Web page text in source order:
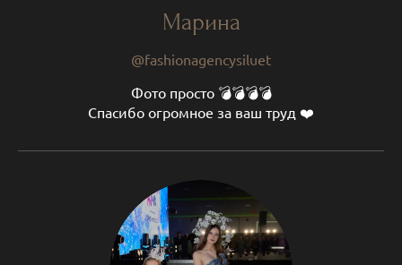
Марина
@fashionagencysiluet
Фото просто 💣💣💣💣
Спасибо огромное за ваш труд ❤️